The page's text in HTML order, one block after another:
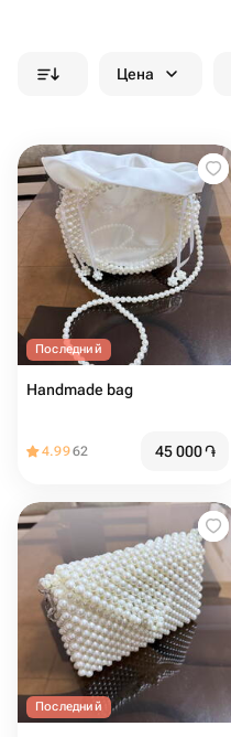
Цена
Последний
Handmade bag
4.9962 45 000֏
Последний